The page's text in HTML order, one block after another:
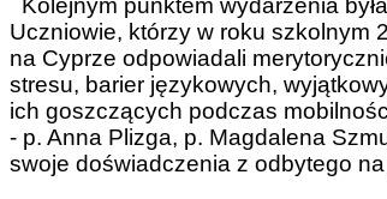
Kolejnym punktem wydarzenia
Uczniowie, którzy w roku szkolnym
na Cyprze odpowiadali
stresu, barier językowych,
ich goszczących podczas
- p. Anna Plizga, p. Magdalena
swoje doświadczenia z odbytego